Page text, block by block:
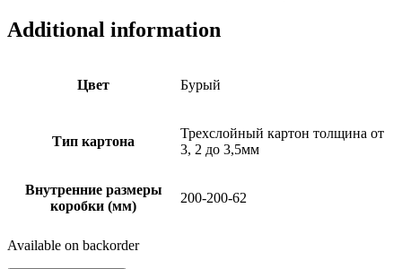
Additional information
Цвет Бурый
Тип картона
Трехслойный картон толщина от
3, 2 до 3,5мм
Внутренние размеры
коробки (мм)
200-200-62
Available on backorder